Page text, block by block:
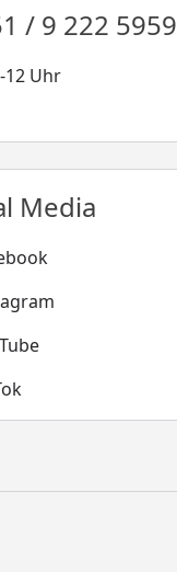
/ 9 222 5959
12 Uhr
Media